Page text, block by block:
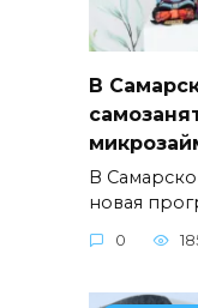
В
В
новая
0